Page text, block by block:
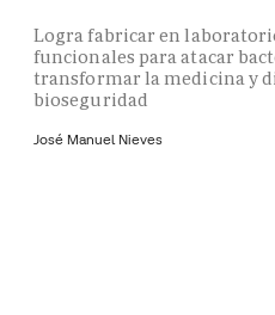
Logra fabricar en
funcionales para atacar
transformar la medicina y
bioseguridad
José Manuel Nieves